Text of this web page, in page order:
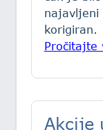
najavljeni
korigiran.
Pročitajte
Akcije